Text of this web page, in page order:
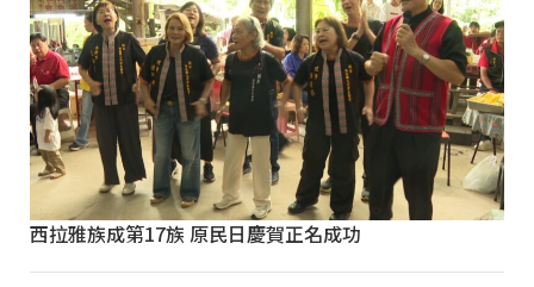
西拉雅族成第17族 原民日慶賀正名成功